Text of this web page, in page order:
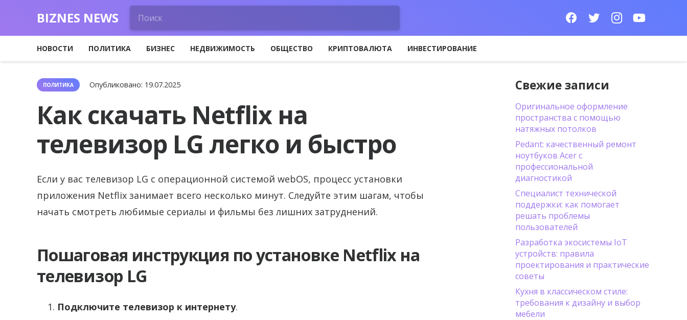
BIZNES NEWS
НОВОСТИ ПОЛИТИКА БИЗНЕС НЕДВИЖИМОСТЬ ОБЩЕСТВО КРИПТОВАЛЮТА ИНВЕСТИРОВАНИЕ
ПОЛИТИКА Опубликовано: 19.07.2025
Как скачать Netflix на
телевизор LG легко и быстро
Если у вас телевизор LG с операционной системой webOS, процесс установки
приложения Netflix занимает всего несколько минут. Следуйте этим шагам, чтобы
начать смотреть любимые сериалы и фильмы без лишних затруднений.
Пошаговая инструкция по установке Netflix на
телевизор LG
Подключите телевизор к интернету.
Свежие записи
Оригинальное оформление
пространства с помощью
натяжных потолков
Pedant: качественный ремонт
ноутбуков Acer с
профессиональной
диагностикой
Специалист технической
поддержки: как помогает
решать проблемы
пользователей
Разработка экосистемы IoT
устройств: правила
проектирования и практические
советы
Кухня в классическом стиле:
требования к дизайну и выбор
мебели